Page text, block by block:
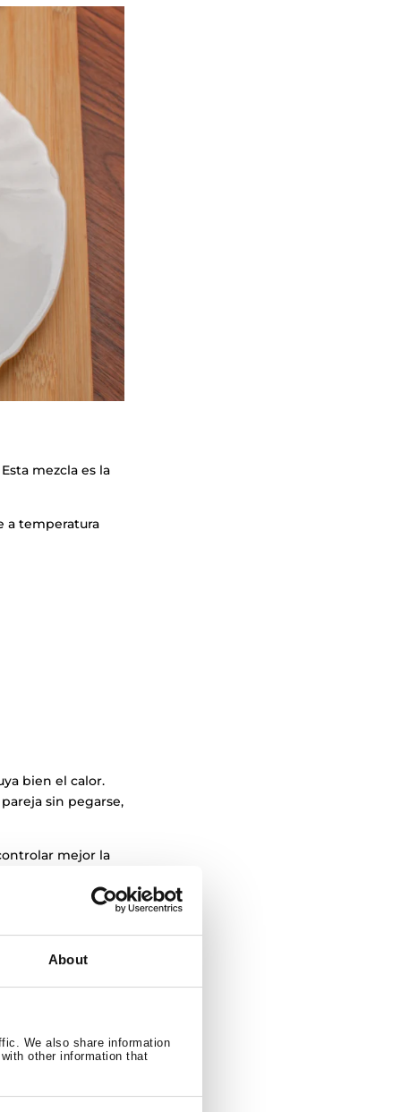
About
We also share information
other information that
mezcla es la
a temperatura
bien el calor.
sin pegarse,
mejor la
mayor